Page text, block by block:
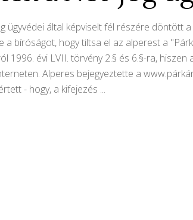
ügyvédei által képviselt fél részére döntött
a bíróságot, hogy tiltsa el az alperest a
1996. évi LVII. törvény 2.§ és 6.§-ra,
Alperes bejegyeztette a
- hogy, a kifejezés